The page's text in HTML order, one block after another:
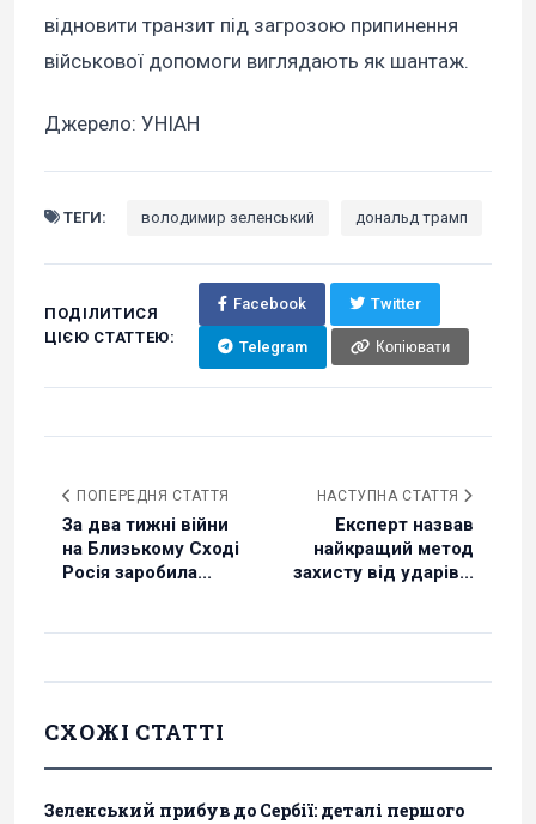
відновити транзит під загрозою припинення
військової допомоги виглядають як шантаж.
Джерело: УНІАН
ТЕГИ: володимир зеленський дональд трамп
ПОДІЛИТИСЯ
ЦІЄЮ СТАТТЕЮ:
Facebook Twitter
Telegram Копіювати
ПОПЕРЕДНЯ СТАТТЯ
За два тижні війни
на Близькому Сході
Росія заробила...
НАСТУПНА СТАТТЯ
Експерт назвав
найкращий метод
захисту від ударів...
СХОЖІ СТАТТІ
Зеленський прибув до Сербії: деталі першого